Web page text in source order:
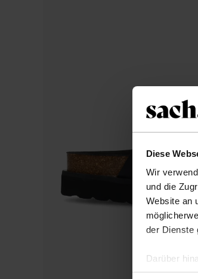
Diese
Wir
und die
Website an
der Dienste
Darüber
Google Ihre